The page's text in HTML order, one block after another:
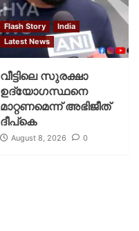
Flash Story
India
Latest News
വീട്ടിലെ സുരക്ഷാ
ഉദ്യോഗസ്ഥനെ
മാറ്റണമെന്ന് അഭിജീത്
ദീപ്‌കെ
August 8, 2026 0